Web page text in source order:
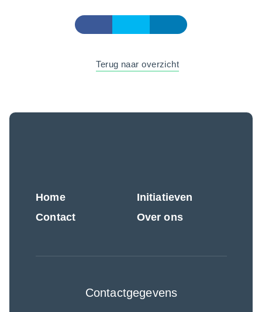
Terug naar overzicht
Home
Contact
Initiatieven
Over ons
Contactgegevens